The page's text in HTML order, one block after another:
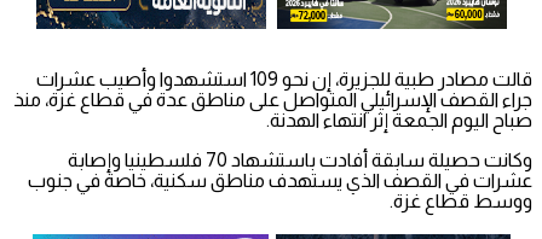
قالت مصادر طبية للجزيرة، إن نحو 109 استشهدوا وأصيب عشرات
جراء القصف الإسرائيلي المتواصل على مناطق عدة في قطاع غزة، منذ
صباح اليوم الجمعة إثر انتهاء الهدنة.
وكانت حصيلة سابقة أفادت باستشهاد 70 فلسطينيا وإصابة
عشرات في القصف الذي يستهدف مناطق سكنية، خاصة في جنوب
ووسط قطاع غزة.